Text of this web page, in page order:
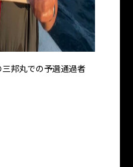
邦丸での予選通過者